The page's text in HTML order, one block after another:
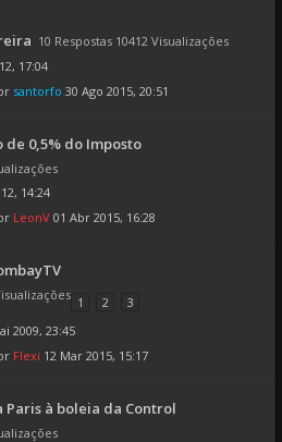
10 Respostas 10412 Visualizações
17:04
santorfo 30 Ago 2015, 20:51
de 0,5% do Imposto
14:24
LeonV 01 Abr 2015, 16:28
1 2
3
2009, 23:45
Flexi 12 Mar 2015, 15:17
Paris à boleia da Control